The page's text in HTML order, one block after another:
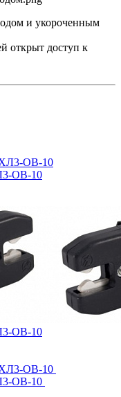
открыт доступ к
ОВ-10
ОВ-10
ОВ-10